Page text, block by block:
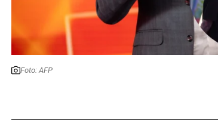
Foto: AFP